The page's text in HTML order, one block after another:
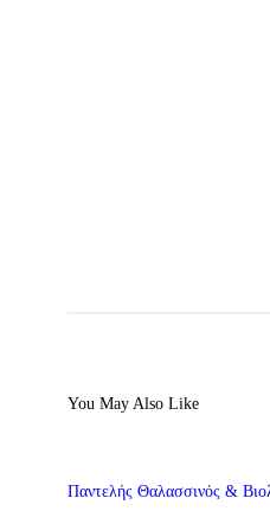
You May Also Like
Παντελής Θαλασσινός &